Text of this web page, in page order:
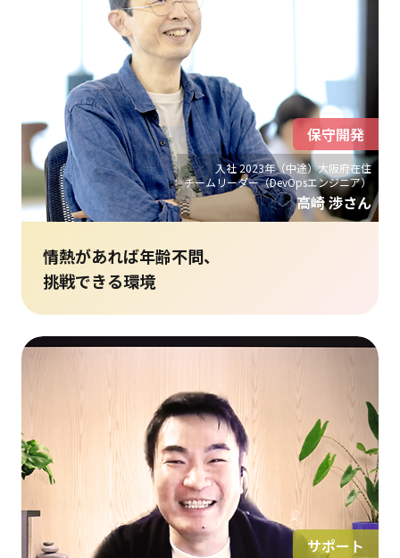
入社 2023年（中途）大阪府在住
チームリーダー（DevOpsエンジニア）
高崎 渉さん
保守開発
情熱があれば年齢不問、
挑戦できる環境
サポート